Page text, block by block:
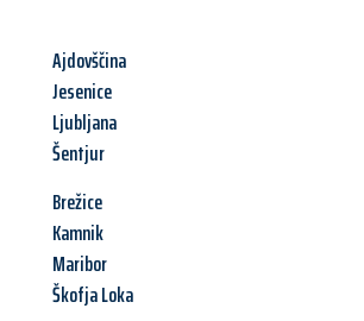
Ajdovščina
Jesenice
Ljubljana
Šentjur
Brežice
Kamnik
Maribor
Škofja Loka